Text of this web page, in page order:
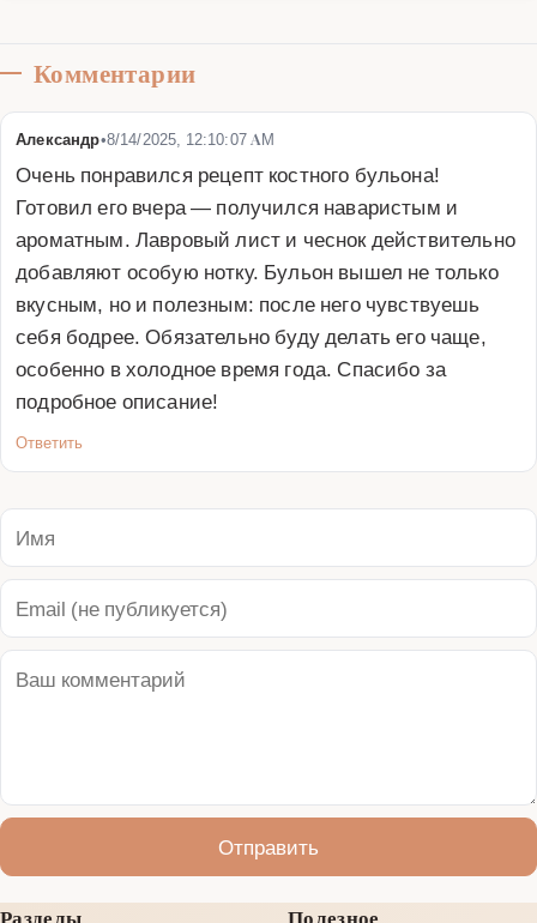
Комментарии
Александр•8/14/2025, 12:10:07 AM
Очень понравился рецепт костного бульона!
Готовил его вчера — получился наваристым и
ароматным. Лавровый лист и чеснок действительно
добавляют особую нотку. Бульон вышел не только
вкусным, но и полезным: после него чувствуешь
себя бодрее. Обязательно буду делать его чаще,
особенно в холодное время года. Спасибо за
подробное описание!
Ответить
Отправить
Разделы Полезное